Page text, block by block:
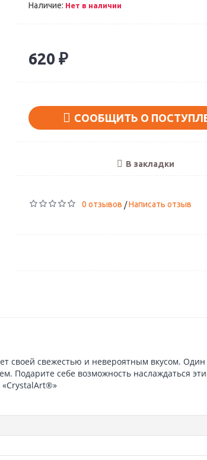
Наличие: Нет в наличии
620 ₽
СООБЩИТЬ О
В закладки
0 отзывов /Написать отзыв
своей свежестью и невероятным вкусом. Один
Подарите себе возможность наслаждаться